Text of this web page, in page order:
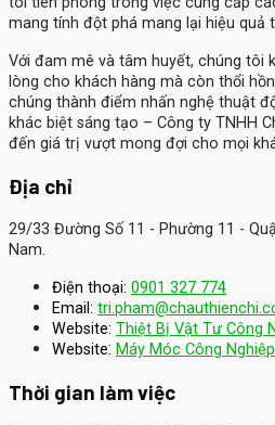
mang tính đột phá mang lại hiệu quả
Với đam mê và tâm huyết, chúng tôi
lòng cho khách hàng mà còn thổi
chúng thành điểm nhấn nghệ thuật
khác biệt sáng tạo – Công ty TNHH
đến giá trị vượt mong đợi cho mọi
Địa chỉ
29/33 Đường Số 11 - Phường 11 -
Nam.
Điện thoại: 0901 327 774
Email:
Website: Thiệt Bị Vật Tư Công
Website: Máy Móc Công Nghiệp
Thời gian làm việc